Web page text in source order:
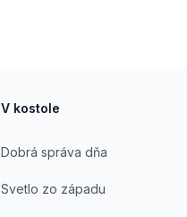
V kostole
Dobrá správa dňa
Svetlo zo západu